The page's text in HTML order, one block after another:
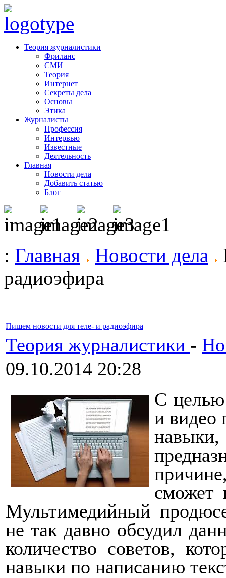
Теория журналистики
Фриланс
СМИ
Теория
Интернет
Секреты дела
Основы
Этика
Журналисты
Профессия
Интервью
Известные
Деятельность
Главная
Новости дела
Добавить статью
Блог
: Главная Новости дела
радиоэфира
Пишем новости для теле- и радиоэфира
Теория журналистики -
09.10.2014 20:28
С целью
и видео
навыки,
сможет
Мультимедийный
не так давно обсудил
количество советов,
навыки по написанию